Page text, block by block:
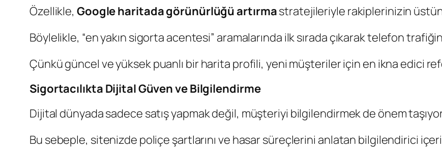
Özellikle, Google haritada görünürlüğü artırmastratejileriyle rakiplerinizin
Böylelikle, “en yakın sigorta acentesi” aramalarında ilk sırada çıkarak telefon
Çünkü güncel ve yüksek puanlı bir harita profili, yeni müşteriler için en ikna edici
Sigortacılıkta Dijital Güven ve Bilgilendirme
Dijital dünyada sadece satış yapmak değil, müşteriyi bilgilendirmek de önem
Bu sebeple, sitenizde poliçe şartlarını ve hasar süreçlerini anlatan bilgilendirici